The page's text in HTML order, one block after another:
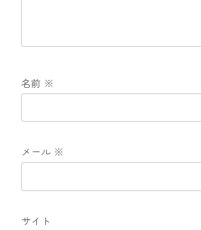
名前 ※
メール ※
サイト